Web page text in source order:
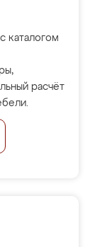
каталогом
расчёт